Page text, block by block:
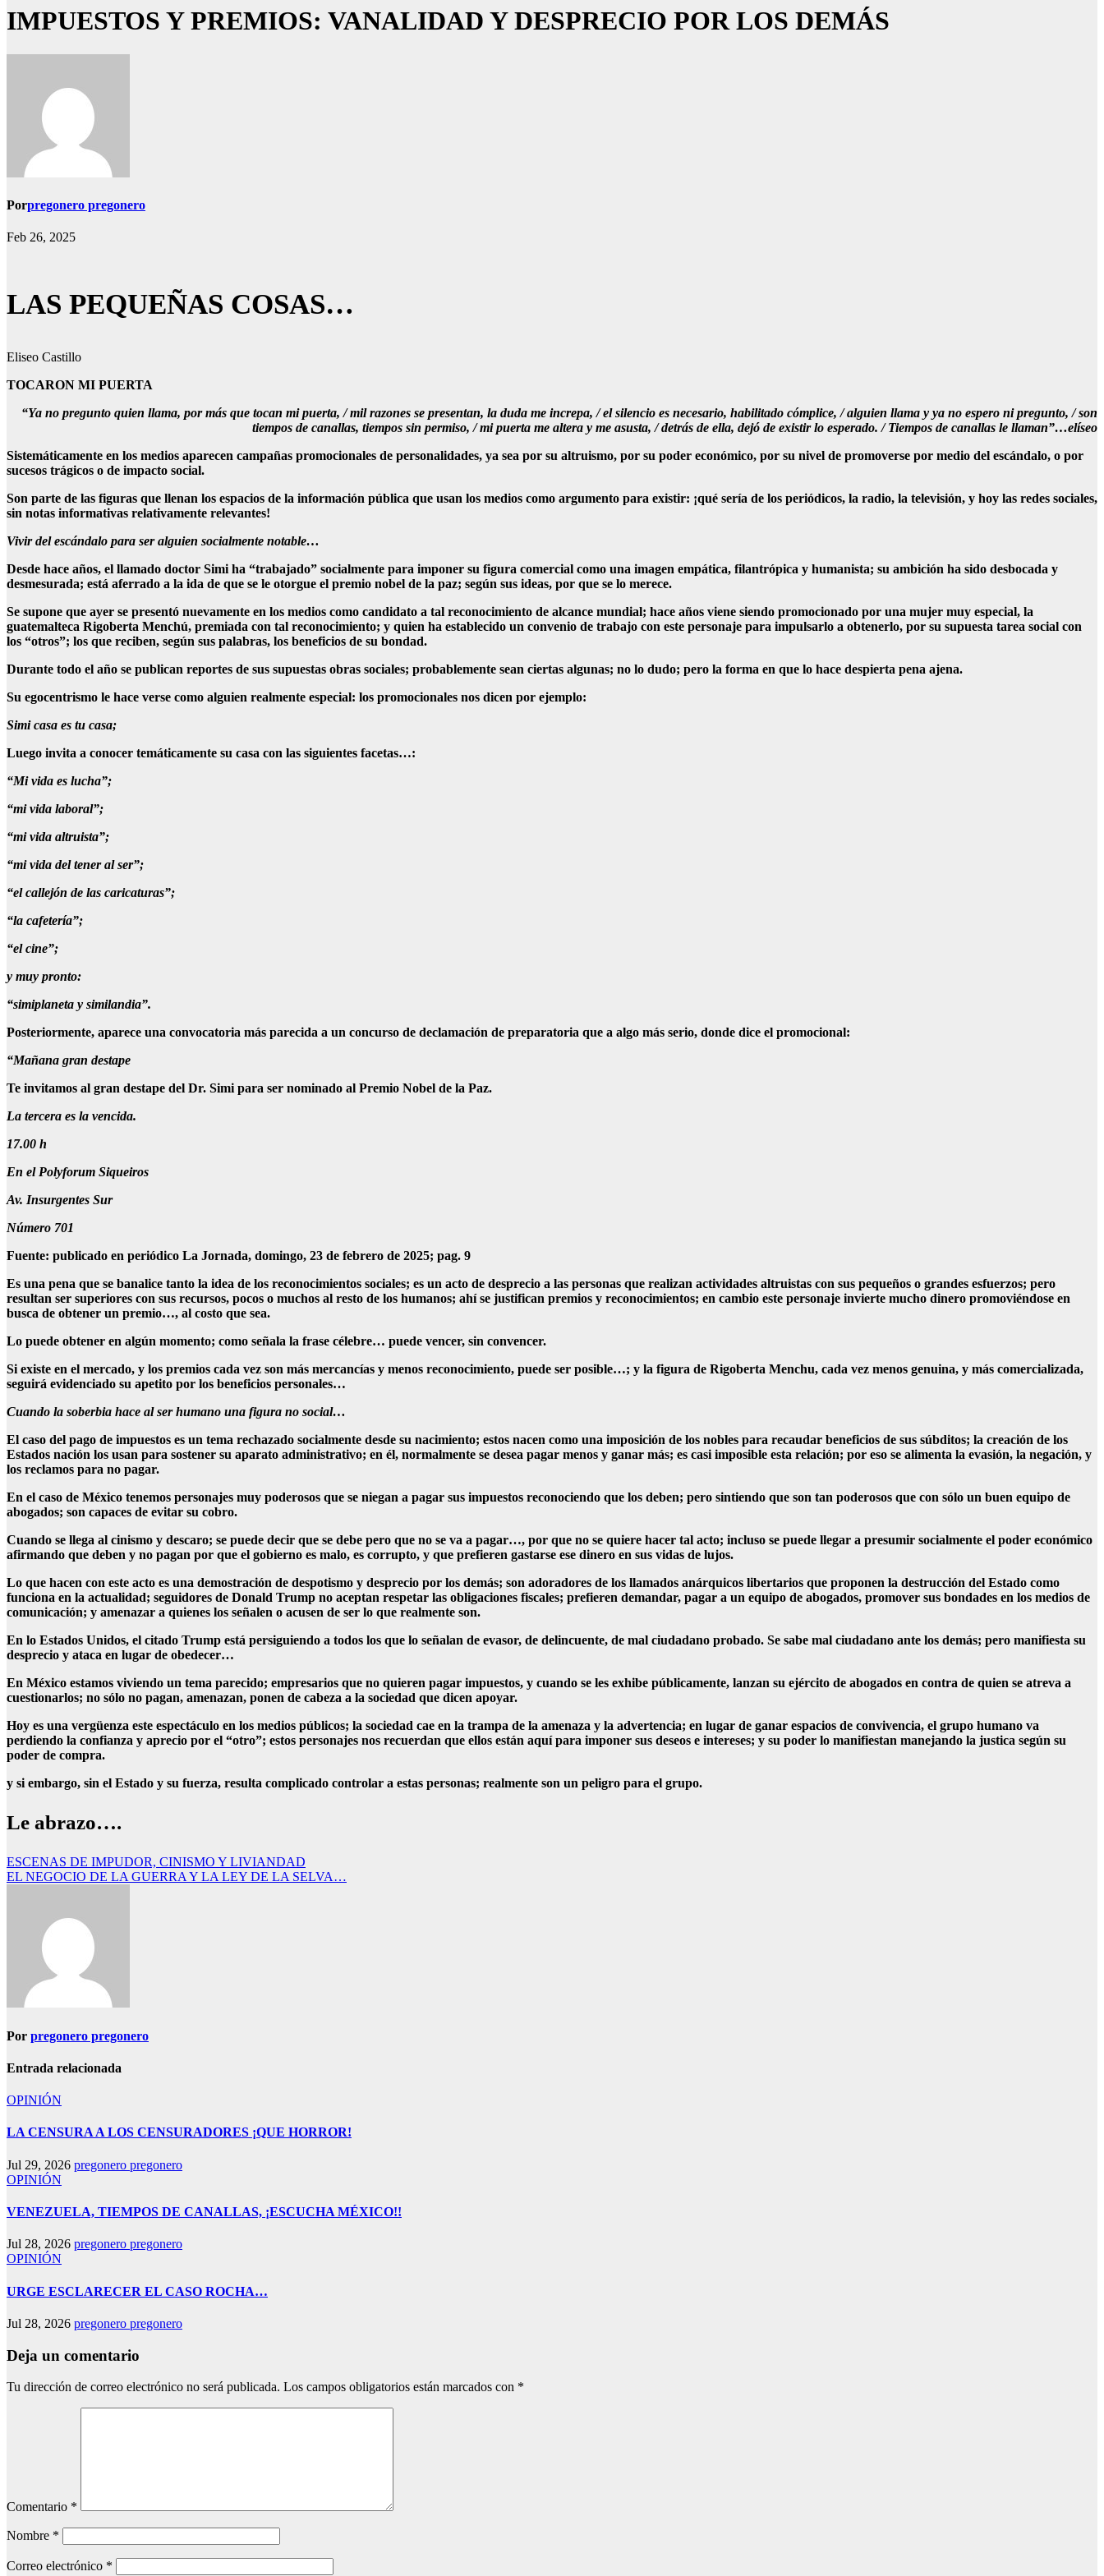
IMPUESTOS Y PREMIOS: VANALIDAD Y DESPRECIO POR LOS DEMÁS
Porpregonero pregonero
Feb 26, 2025
LAS PEQUEÑAS COSAS…
Eliseo Castillo
TOCARON MI PUERTA
“Ya no pregunto quien llama, por más que tocan mi puerta, / mil razones se presentan, la duda me increpa, / el silencio es necesario, habilitado cómplice, / alguien llama y ya no espero ni pregunto, / son
tiempos de canallas, tiempos sin permiso, / mi puerta me altera y me asusta, / detrás de ella, dejó de existir lo esperado. / Tiempos de canallas le llaman”…elíseo
Sistemáticamente en los medios aparecen campañas promocionales de personalidades, ya sea por su altruismo, por su poder económico, por su nivel de promoverse por medio del escándalo, o por
sucesos trágicos o de impacto social.
Son parte de las figuras que llenan los espacios de la información pública que usan los medios como argumento para existir: ¡qué sería de los periódicos, la radio, la televisión, y hoy las redes sociales,
sin notas informativas relativamente relevantes!
Vivir del escándalo para ser alguien socialmente notable…
Desde hace años, el llamado doctor Simi ha “trabajado” socialmente para imponer su figura comercial como una imagen empática, filantrópica y humanista; su ambición ha sido desbocada y
desmesurada; está aferrado a la ida de que se le otorgue el premio nobel de la paz; según sus ideas, por que se lo merece.
Se supone que ayer se presentó nuevamente en los medios como candidato a tal reconocimiento de alcance mundial; hace años viene siendo promocionado por una mujer muy especial, la
guatemalteca Rigoberta Menchú, premiada con tal reconocimiento; y quien ha establecido un convenio de trabajo con este personaje para impulsarlo a obtenerlo, por su supuesta tarea social con
los “otros”; los que reciben, según sus palabras, los beneficios de su bondad.
Durante todo el año se publican reportes de sus supuestas obras sociales; probablemente sean ciertas algunas; no lo dudo; pero la forma en que lo hace despierta pena ajena.
Su egocentrismo le hace verse como alguien realmente especial: los promocionales nos dicen por ejemplo:
Simi casa es tu casa;
Luego invita a conocer temáticamente su casa con las siguientes facetas…:
“Mi vida es lucha”;
“mi vida laboral”;
“mi vida altruista”;
“mi vida del tener al ser”;
“el callejón de las caricaturas”;
“la cafetería”;
“el cine”;
y muy pronto:
“simiplaneta y similandia”.
Posteriormente, aparece una convocatoria más parecida a un concurso de declamación de preparatoria que a algo más serio, donde dice el promocional:
“Mañana gran destape
Te invitamos al gran destape del Dr. Simi para ser nominado al Premio Nobel de la Paz.
La tercera es la vencida.
17.00 h
En el Polyforum Siqueiros
Av. Insurgentes Sur
Número 701
Fuente: publicado en periódico La Jornada, domingo, 23 de febrero de 2025; pag. 9
Es una pena que se banalice tanto la idea de los reconocimientos sociales; es un acto de desprecio a las personas que realizan actividades altruistas con sus pequeños o grandes esfuerzos; pero
resultan ser superiores con sus recursos, pocos o muchos al resto de los humanos; ahí se justifican premios y reconocimientos; en cambio este personaje invierte mucho dinero promoviéndose en
busca de obtener un premio…, al costo que sea.
Lo puede obtener en algún momento; como señala la frase célebre… puede vencer, sin convencer.
Si existe en el mercado, y los premios cada vez son más mercancías y menos reconocimiento, puede ser posible…; y la figura de Rigoberta Menchu, cada vez menos genuina, y más comercializada,
seguirá evidenciado su apetito por los beneficios personales…
Cuando la soberbia hace al ser humano una figura no social…
El caso del pago de impuestos es un tema rechazado socialmente desde su nacimiento; estos nacen como una imposición de los nobles para recaudar beneficios de sus súbditos; la creación de los
Estados nación los usan para sostener su aparato administrativo; en él, normalmente se desea pagar menos y ganar más; es casi imposible esta relación; por eso se alimenta la evasión, la negación, y
los reclamos para no pagar.
En el caso de México tenemos personajes muy poderosos que se niegan a pagar sus impuestos reconociendo que los deben; pero sintiendo que son tan poderosos que con sólo un buen equipo de
abogados; son capaces de evitar su cobro.
Cuando se llega al cinismo y descaro; se puede decir que se debe pero que no se va a pagar…, por que no se quiere hacer tal acto; incluso se puede llegar a presumir socialmente el poder económico
afirmando que deben y no pagan por que el gobierno es malo, es corrupto, y que prefieren gastarse ese dinero en sus vidas de lujos.
Lo que hacen con este acto es una demostración de despotismo y desprecio por los demás; son adoradores de los llamados anárquicos libertarios que proponen la destrucción del Estado como
funciona en la actualidad; seguidores de Donald Trump no aceptan respetar las obligaciones fiscales; prefieren demandar, pagar a un equipo de abogados, promover sus bondades en los medios de
comunicación; y amenazar a quienes los señalen o acusen de ser lo que realmente son.
En lo Estados Unidos, el citado Trump está persiguiendo a todos los que lo señalan de evasor, de delincuente, de mal ciudadano probado. Se sabe mal ciudadano ante los demás; pero manifiesta su
desprecio y ataca en lugar de obedecer…
En México estamos viviendo un tema parecido; empresarios que no quieren pagar impuestos, y cuando se les exhibe públicamente, lanzan su ejército de abogados en contra de quien se atreva a
cuestionarlos; no sólo no pagan, amenazan, ponen de cabeza a la sociedad que dicen apoyar.
Hoy es una vergüenza este espectáculo en los medios públicos; la sociedad cae en la trampa de la amenaza y la advertencia; en lugar de ganar espacios de convivencia, el grupo humano va
perdiendo la confianza y aprecio por el “otro”; estos personajes nos recuerdan que ellos están aquí para imponer sus deseos e intereses; y su poder lo manifiestan manejando la justica según su
poder de compra.
y si embargo, sin el Estado y su fuerza, resulta complicado controlar a estas personas; realmente son un peligro para el grupo.
Le abrazo….
Navegación
de
ESCENAS DE IMPUDOR, CINISMO Y LIVIANDAD
EL NEGOCIO DE LA GUERRA Y LA LEY DE LA SELVA…
Por pregonero pregonero
Entrada relacionada
OPINIÓN
LA CENSURA A LOS CENSURADORES ¡QUE HORROR!
Jul 29, 2026 pregonero pregonero
OPINIÓN
VENEZUELA, TIEMPOS DE CANALLAS, ¡ESCUCHA MÉXICO!!
Jul 28, 2026 pregonero pregonero
OPINIÓN
URGE ESCLARECER EL CASO ROCHA…
Jul 28, 2026 pregonero pregonero
Deja un comentario
Tu dirección de correo electrónico no será publicada. Los campos obligatorios están marcados con *
Comentario *
Nombre *
Correo electrónico *